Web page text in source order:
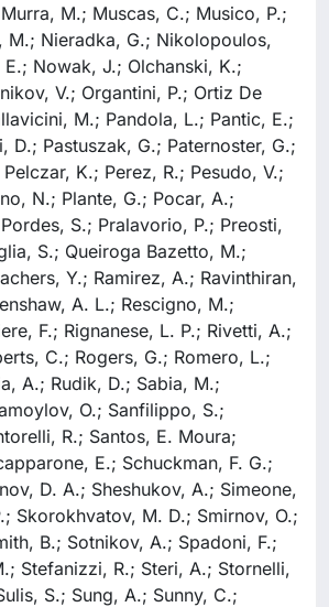
M.; Muscas, C.; Musico, P.;
M.; Nieradka, G.; Nikolopoulos,
Nowak, J.; Olchanski, K.;
V.; Organtini, P.; Ortiz De
M.; Pandola, L.; Pantic, E.;
D.; Pastuszak, G.; Paternoster, G.;
K.; Perez, R.; Pesudo, V.;
N.; Plante, G.; Pocar, A.;
S.; Pralavorio, P.; Preosti,
S.; Queiroga Bazetto, M.;
Y.; Ramirez, A.; Ravinthiran,
A. L.; Rescigno, M.;
F.; Rignanese, L. P.; Rivetti, A.;
C.; Rogers, G.; Romero, L.;
A.; Rudik, D.; Sabia, M.;
O.; Sanfilippo, S.;
R.; Santos, E. Moura;
E.; Schuckman, F. G.;
D. A.; Sheshukov, A.; Simeone,
Skorokhvatov, M. D.; Smirnov, O.;
B.; Sotnikov, A.; Spadoni, F.;
Stefanizzi, R.; Steri, A.; Stornelli,
S.; Sung, A.; Sunny, C.;